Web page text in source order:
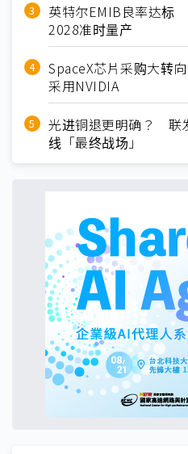
英特尔EMIB良率达标
2028准时量产
SpaceX芯片采购大转
采用NVIDIA
光进铜退更明确？ 联
线「最终战场」